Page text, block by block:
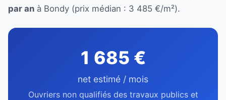
par an à Bondy (prix médian : 3 485 €/m²).
1 685 €
net estimé / mois
Ouvriers non qualifiés des travaux publics et